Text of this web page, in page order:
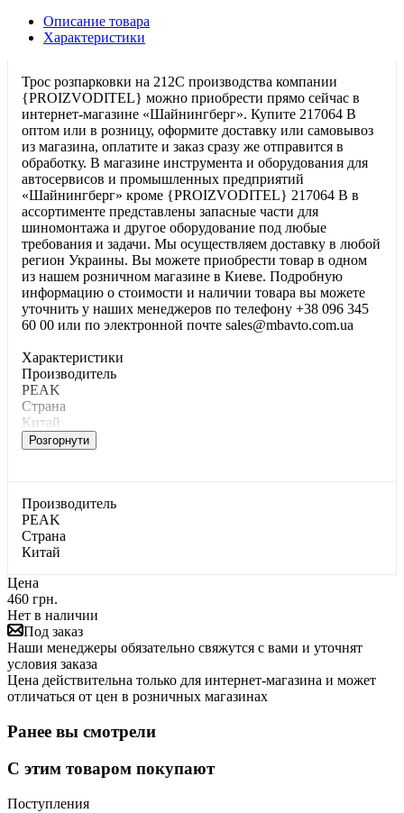
Описание товара
Характеристики
Трос розпарковки на 212С производства компании
{PROIZVODITEL} можно приобрести прямо сейчас в
интернет-магазине «Шайнингберг». Купите 217064 В
оптом или в розницу, оформите доставку или самовывоз
из магазина, оплатите и заказ сразу же отправится в
обработку. В магазине инструмента и оборудования для
автосервисов и промышленных предприятий
«Шайнингберг» кроме {PROIZVODITEL} 217064 В в
ассортименте представлены запасные части для
шиномонтажа и другое оборудование под любые
требования и задачи. Мы осуществляем доставку в любой
регион Украины. Вы можете приобрести товар в одном
из нашем розничном магазине в Киеве. Подробную
информацию о стоимости и наличии товара вы можете
уточнить у наших менеджеров по телефону +38 096 345
60 00 или по электронной почте sales@mbavto.com.ua
Характеристики
Производитель
PEAK
Страна
Китай
Розгорнути
Производитель
PEAK
Страна
Китай
Цена
460 грн.
Нет в наличии
Под заказ
Наши менеджеры обязательно свяжутся с вами и уточнят
условия заказа
Цена действительна только для интернет-магазина и может
отличаться от цен в розничных магазинах
Ранее вы смотрели
С этим товаром покупают
Поступления